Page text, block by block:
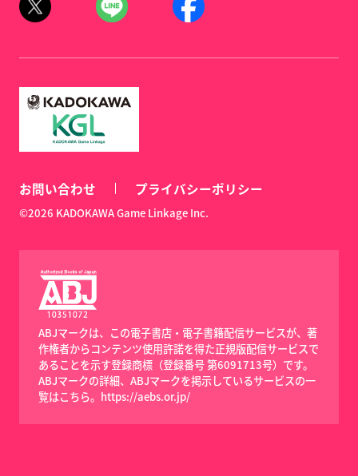
お問い合わせ プライバシーポリシー
©2026 KADOKAWA Game Linkage Inc.
ABJマークは、この電子書店・電子書籍配信サービスが、著
作権者からコンテンツ使用許諾を得た正規版配信サービスで
あることを示す登録商標（登録番号 第6091713号）です。
ABJマークの詳細、ABJマークを掲示しているサービスの一
覧はこちら。 https://aebs.or.jp/